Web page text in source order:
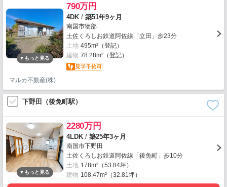
790万円
4DK / 築51年9ヶ月
南国市物部
土佐くろしお鉄道阿佐線「立田」歩23分
土地 495m²（登記）
建物 78.28m²（登記）
マルカ不動産(株)
下野田（後免町駅）
2280万円
4LDK / 築25年3ヶ月
南国市下野田
土佐くろしお鉄道阿佐線「後免町」歩10分
土地 178m²（53.84坪）
建物 108.47m²（32.81坪）